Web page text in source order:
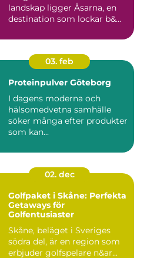
landskap ligger Åsarna, en
destination som lockar b&...
03. feb
Proteinpulver Göteborg
I dagens moderna och
hälsomedvetna samhälle
söker många efter produkter
som kan...
02. dec
Golfpaket i Skåne: Perfekta
Getaways för
Golfentusiaster
Skåne, beläget i Sveriges
södra del, är en region som
erbjuder golfspelare n&ar...